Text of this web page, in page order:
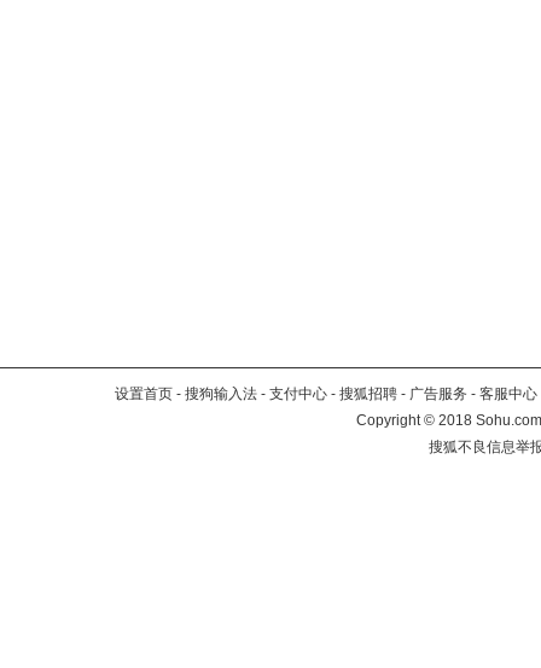
设置首页 - 搜狗输入法 - 支付中心 - 搜狐招聘 - 广告服务 - 客服中心
Copyright©2018
搜狐不良信息举